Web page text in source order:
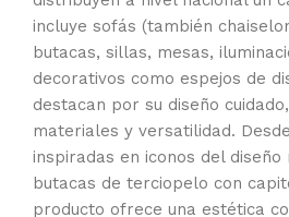
incluye sofás (también
butacas, sillas, mesas,
decorativos como espejos de
destacan por su diseño
materiales y versatilidad.
inspiradas en iconos del
butacas de terciopelo con
producto ofrece una estética